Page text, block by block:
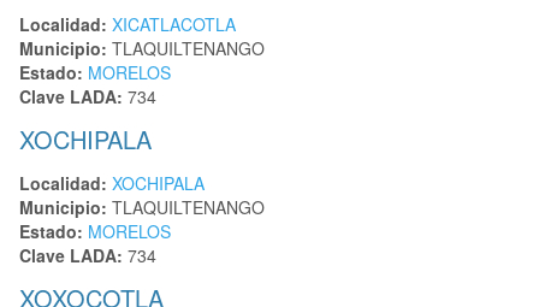
Localidad: XICATLACOTLA
Municipio: TLAQUILTENANGO
Estado: MORELOS
Clave LADA: 734
XOCHIPALA
Localidad: XOCHIPALA
Municipio: TLAQUILTENANGO
Estado: MORELOS
Clave LADA: 734
XOXOCOTLA